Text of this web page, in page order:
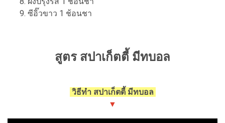
ซีอิ๊วขาว 1 ช้อนชา
สูตร สปาเก็ตตี้ มีทบอล
วิธีทำ สปาเก็ตตี้ มีทบอล
▼